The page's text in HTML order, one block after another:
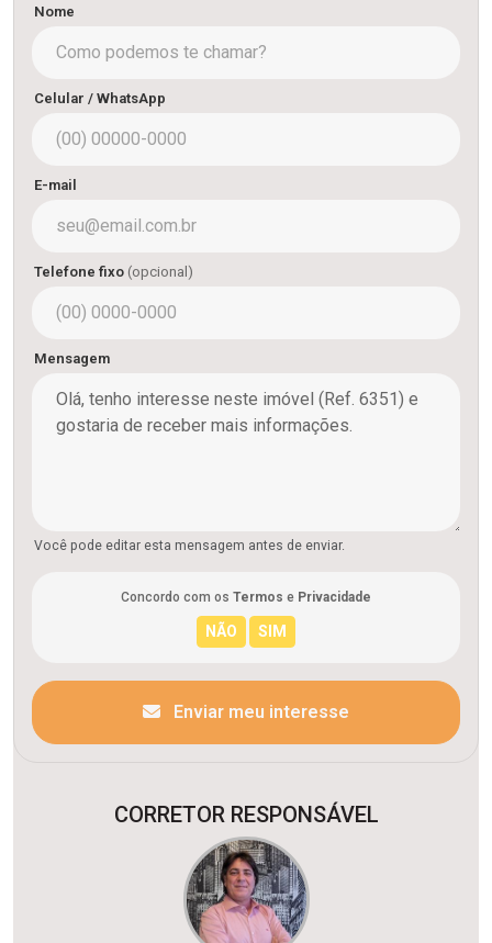
Nome
Celular / WhatsApp
E-mail
Telefone fixo (opcional)
Mensagem
Você pode editar esta mensagem antes de enviar.
Concordo com os Termos e Privacidade
Enviar meu interesse
CORRETOR RESPONSÁVEL